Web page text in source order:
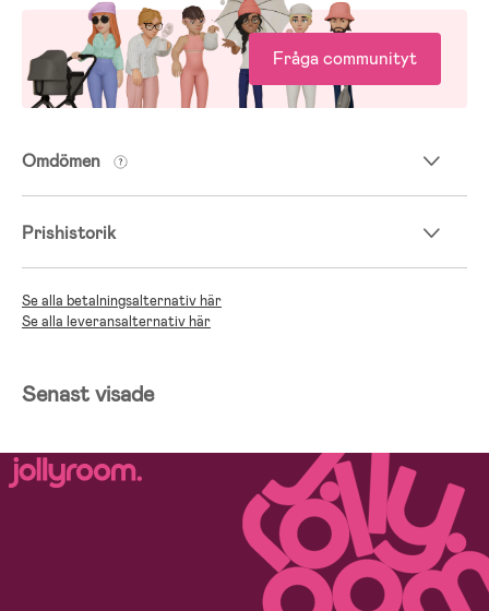
Fråga communityt
Omdömen
Prishistorik
Se alla betalningsalternativ här
Se alla leveransalternativ här
Senast visade